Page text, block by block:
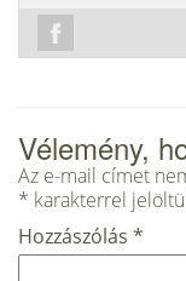
Vélemény,
Az e-mail címet
* karakterrel
Hozzászólás *